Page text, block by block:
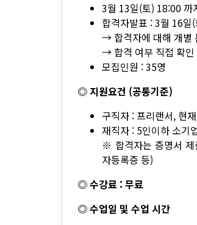
3월 13일(토) 18:00 까
합격자발표 : 3월 16일
→ 합격자에 대해 개별
→ 합격 여부 직접 확인
모집인원 : 35명
◎ 지원요건 (공통기준)
구직자 : 프리랜서, 현
재직자 : 5인이하 소기
※ 합격자는 증명서 제
자등록증 등)
◎ 수강료 : 무료
◎ 수업일 및 수업 시간